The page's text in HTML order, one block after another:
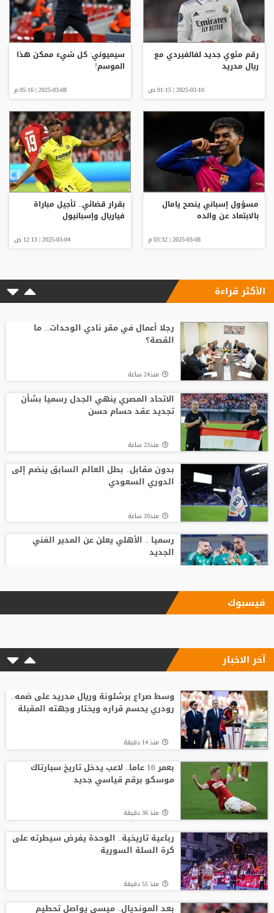
رقم مئوي جديد لفالفيردي مع
ريال مدريد
2025-03-10 | 01:15 ص
سيميوني: كل شيء ممكن هذا
الموسم!
2025-03-08 | 05:16 م
مسؤول إسباني ينصح يامال
بالابتعاد عن والده
2025-03-08 | 03:32 م
بقرار قضائي.. تأجيل مباراة
فياريال وإسبانيول
2025-03-04 | 12:13 ص
الأكثر قراءة
رجلا أعمال في مقر نادي الوحدات... ما
القصة؟
منذ24 ساعة
الاتحاد المصري ينهي الجدل رسميا بشأن
تجديد عقد حسام حسن
منذ23 ساعة
بدون مقابل.. بطل العالم السابق ينضم إلى
الدوري السعودي
منذ20 ساعة
رسميا .. الأهلي يعلن عن المدير الفني
الجديد
بأرقام استثنائية.. هل يكون كوبارسي
جديدًا
أسطورة التحكيم الإنجليزي يلحق بمحمد
صلاح في تركيا رسميًا
جبهة أوروبية وصديق قديم.. ماذا ينتظر
صلاح في طرابزون؟
فيسبوك
آخر الاخبار
وسط صراع برشلونة وريال مدريد على ضمه..
رودري يحسم قراره ويختار وجهته المقبلة
منذ 14 دقيقة
بعمر 16 عاما.. لاعب يدخل تاريخ سبارتاك
موسكو برقم قياسي جديد
منذ 36 دقيقة
رباعية تاريخية.. الوحدة يفرض سيطرته على
كرة السلة السورية
منذ 55 دقيقة
بعد المونديال.. ميسي يواصل تحطيم